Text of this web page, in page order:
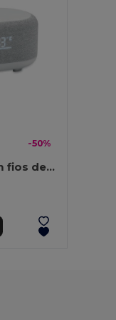
-50%
TUONO Altifalante sem fios de 15 W